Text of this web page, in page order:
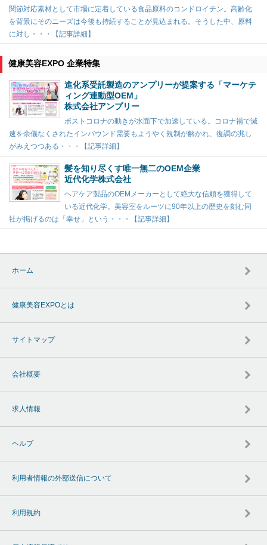
関節対応素材として市場に定着している食品原料のコンドロイチン。高齢化
を背景にそのニーズは今後も持続することが見込まれる。そうした中、原料
に対し・・・【記事詳細】
健康美容EXPO 企業特集
進化系受託製造のアンプリーが提案する「マーケテ
ィング連動型OEM」
株式会社アンプリー
ポストコロナの動きが水面下で加速している。コロナ禍で減
速を余儀なくされたインバウンド需要もようやく規制が解かれ、復調の兆し
がみえつつある・・・【記事詳細】
髪を知り尽くす唯一無二のOEM企業
近代化学株式会社
ヘアケア製品のOEMメーカーとして絶大な信頼を獲得して
いる近代化学。美容室をルーツに90年以上の歴史を刻む同
社が掲げるのは「幸せ」という・・・【記事詳細】
ホーム
健康美容EXPOとは
サイトマップ
会社概要
求人情報
ヘルプ
利用者情報の外部送信について
利用規約